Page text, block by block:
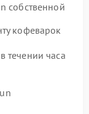
собственной
кофеварок
течении часа